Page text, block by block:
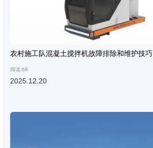
农村施工队混凝土搅拌机故障排除和维护技巧
阅读:68
2025.12.20